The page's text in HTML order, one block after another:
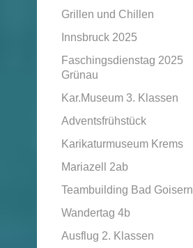
Grillen und Chillen
Innsbruck 2025
Faschingsdienstag 2025
Grünau
Kar.Museum 3. Klassen
Adventsfrühstück
Karikaturmuseum Krems
Mariazell 2ab
Teambuilding Bad Goisern
Wandertag 4b
Ausflug 2. Klassen